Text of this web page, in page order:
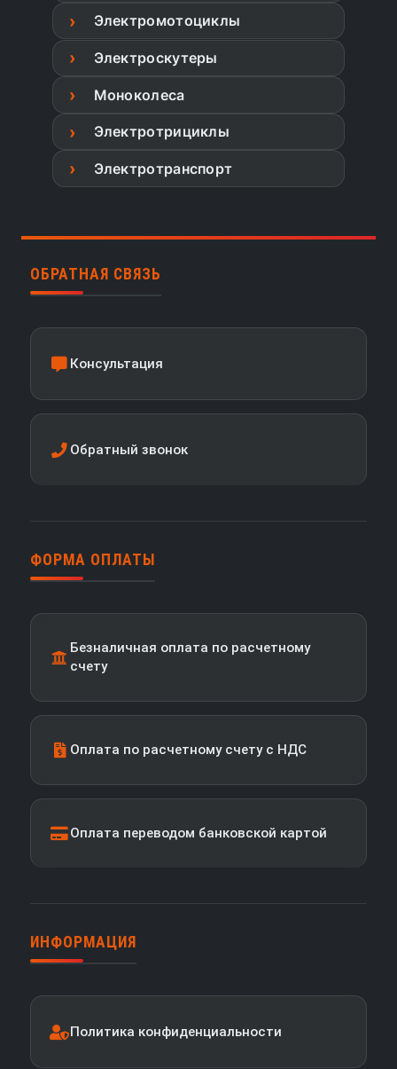
Электромотоциклы
Электроскутеры
Моноколеса
Электротрициклы
Электротранспорт
ОБРАТНАЯ СВЯЗЬ
Консультация
Обратный звонок
ФОРМА ОПЛАТЫ
Безналичная оплата по расчетному
счету
Оплата по расчетному счету с НДС
Оплата переводом банковской картой
ИНФОРМАЦИЯ
Политика конфиденциальности